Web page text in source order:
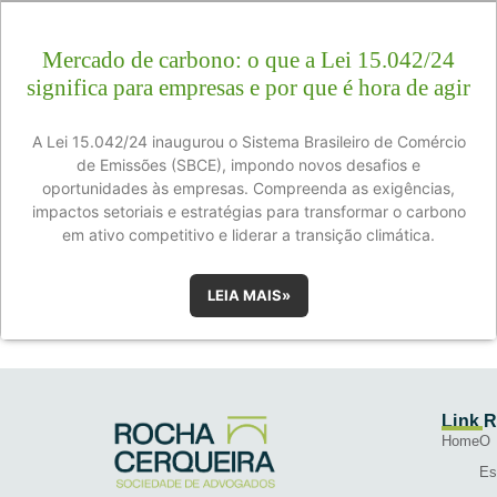
Mercado de carbono: o que a Lei 15.042/24
significa para empresas e por que é hora de agir
A Lei 15.042/24 inaugurou o Sistema Brasileiro de Comércio
de Emissões (SBCE), impondo novos desafios e
oportunidades às empresas. Compreenda as exigências,
impactos setoriais e estratégias para transformar o carbono
em ativo competitivo e liderar a transição climática.
LEIA MAIS»
Link
HomeO